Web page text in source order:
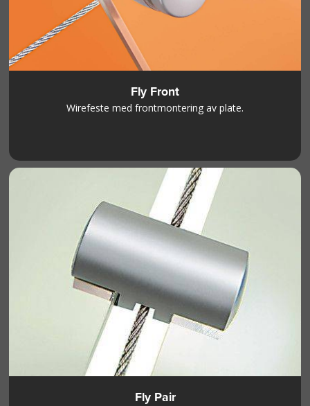
Fly Front
Wirefeste med frontmontering av plate.
Fly Pair